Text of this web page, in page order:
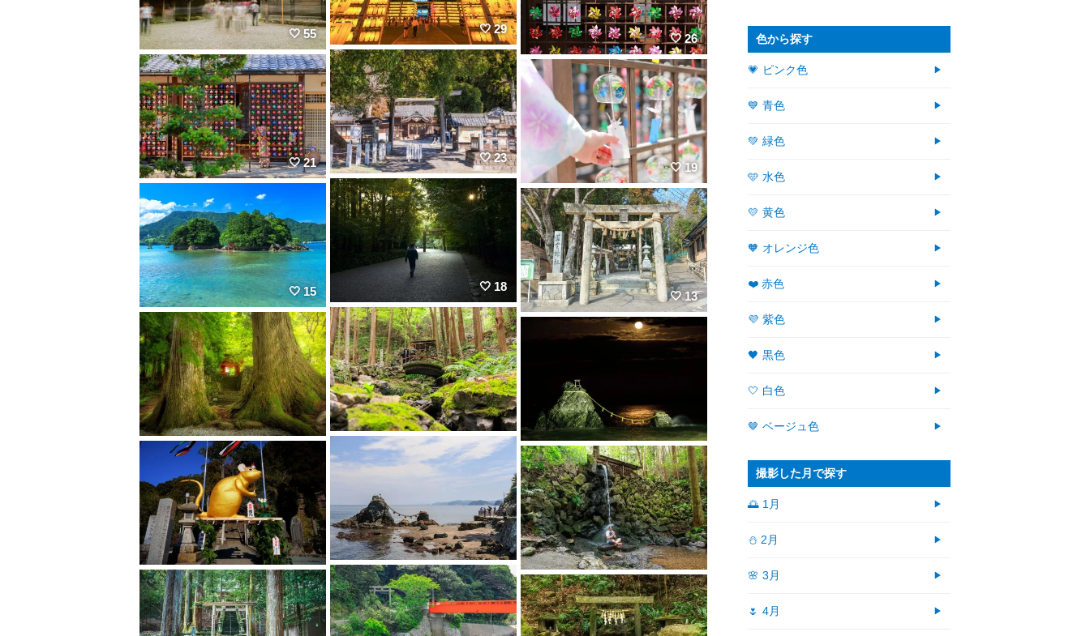
55 29
26
23
21 19
18
15 13
色から探す
💗 ピンク色
💙 青色
💚 緑色
🩵 水色
💛 黄色
🧡 オレンジ色
❤️ 赤色
💜 紫色
🖤 黒色
🤍 白色
🤎 ベージュ色
撮影した月で探す
🌅 1月
⛄ 2月
🌸 3月
🌷 4月